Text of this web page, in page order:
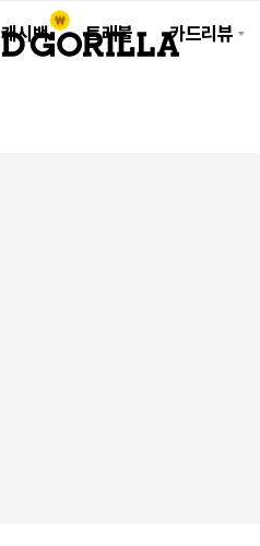
캐시백 트래블 카드리뷰